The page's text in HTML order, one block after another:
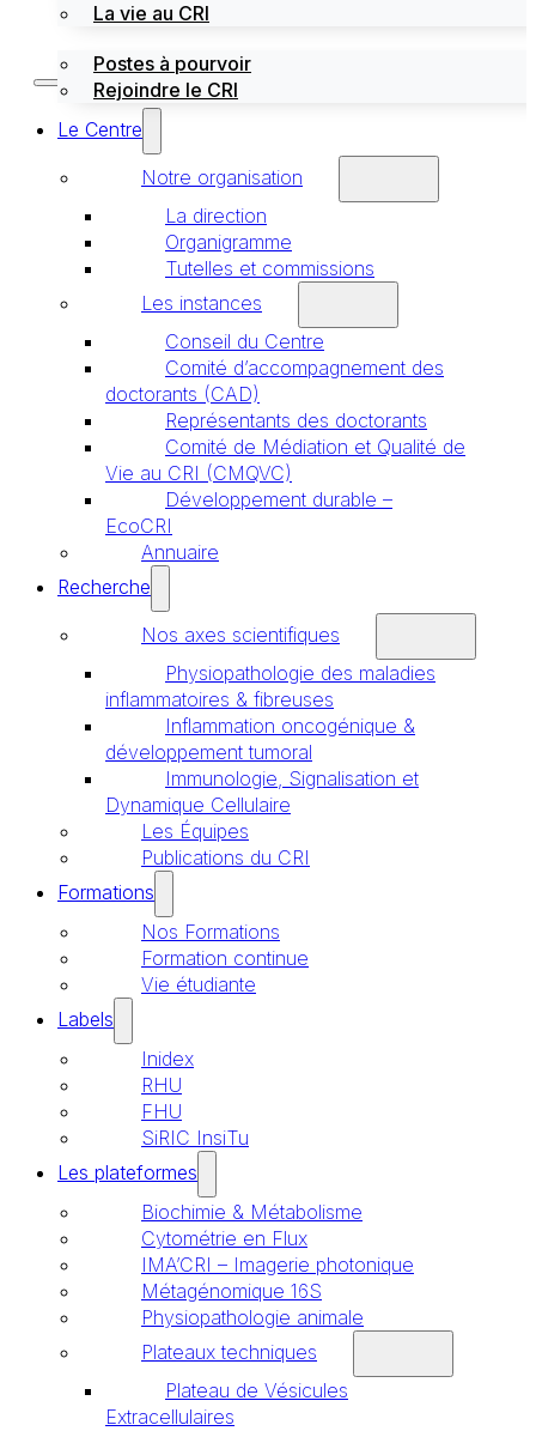
La vie au CRI
Postes à pourvoir
Rejoindre le CRI
Le Centre
Notre organisation
La direction
Organigramme
Tutelles et commissions
Les instances
Conseil du Centre
Comité d’accompagnement des
doctorants (CAD)
Représentants des doctorants
Comité de Médiation et Qualité de
Vie au CRI (CMQVC)
Développement durable –
EcoCRI
Annuaire
Recherche
Nos axes scientifiques
Physiopathologie des maladies
inflammatoires & fibreuses
Inflammation oncogénique &
développement tumoral
Immunologie, Signalisation et
Dynamique Cellulaire
Les Équipes
Publications du CRI
Formations
Nos Formations
Formation continue
Vie étudiante
Labels
Inidex
RHU
FHU
SiRIC InsiTu
Les plateformes
Biochimie & Métabolisme
Cytométrie en Flux
IMA’CRI – Imagerie photonique
Métagénomique 16S
Physiopathologie animale
Plateaux techniques
Plateau de Vésicules
Extracellulaires